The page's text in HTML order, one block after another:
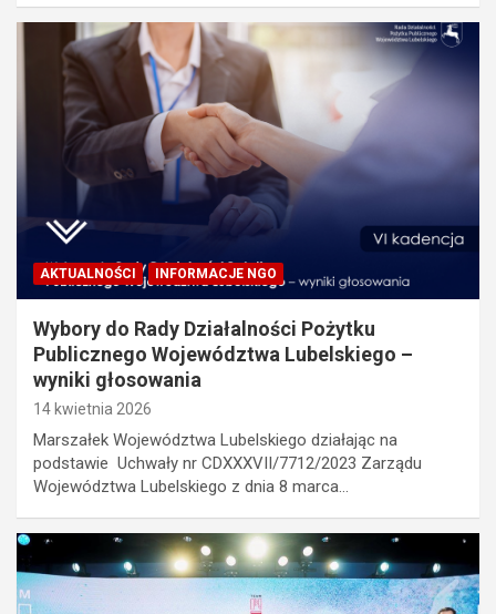
AKTUALNOŚCI INFORMACJE NGO
Wybory do Rady Działalności Pożytku
Publicznego Województwa Lubelskiego –
wyniki głosowania
14 kwietnia 2026
Marszałek Województwa Lubelskiego działając na
podstawie Uchwały nr CDXXXVII/7712/2023 Zarządu
Województwa Lubelskiego z dnia 8 marca…